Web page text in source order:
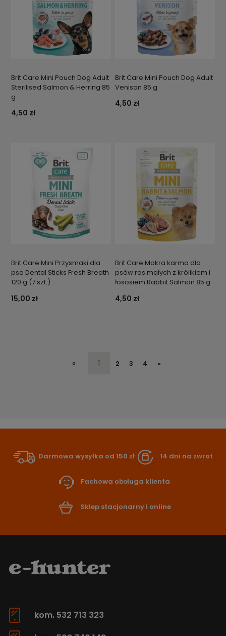
Brit Care Mini Pouch Dog Adult
Sterilised Salmon & Herring 85
g
4,50 zł
Brit Care Mini Pouch Dog Adult
Venison 85 g
4,50 zł
Brit Care Mini Przysmaki dla
psa Dental Sticks Fresh Breath
120 g (7 szt.)
15,00 zł
Brit Care Mokra karma dla
psów ras małych z królikiem i
łososiem Rabbit Salmon 85 g
4,50 zł
« 1 2 3 4 »
Darmowa wysyłka od 150 zł 14 dni na zwrot
Fachowa obsługa klienta
Sklep stacjonarny i online
kom. 532 713 323